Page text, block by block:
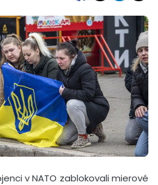
Česko Maďarsko
v NATO zablokovali mierové